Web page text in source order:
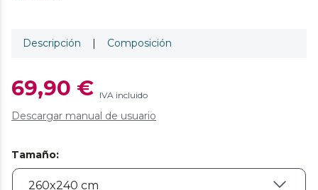
Descripción | Composición
69,90 € IVA incluido
Descargar manual de usuario
Tamaño: